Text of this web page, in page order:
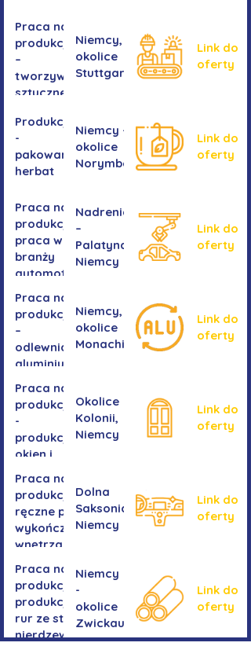
Praca na
produkcji
–
tworzywa
sztuczne
Niemcy,
okolice
Stuttgartu
Link do
oferty
Produkcja
-
pakowanie
herbat
Niemcy -
okolice
Norymbergii
Link do
oferty
Praca na
produkcji -
praca w
branży
automotive
Nadrenia
–
Palatynat,
Niemcy
Link do
oferty
Praca na
produkcji
–
odlewnia
aluminium
Niemcy,
okolice
Monachium
Link do
oferty
Praca na
produkcji
-
produkcja
okien i
Okolice
Kolonii,
Niemcy
Link do
oferty
Praca na
produkcji -
ręczne prace
wykończeniowe
wnętrza aut
Dolna
Saksonia,
Niemcy
Link do
oferty
Praca na
produkcji-
produkcja
rur ze stali
nierdzewnej
Niemcy
-
okolice
Zwickau
Link do
oferty